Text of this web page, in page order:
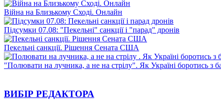
Війна на Близькому Сході. Онлайн
Підсумки 07.08: "Пекельні" санкції і "парад" дронів
Пекельні санкції. Рішення Сената США
"Полювати на лучника, а не на стрілу". Як Україні боротись з
ВИБІР РЕДАКТОРА